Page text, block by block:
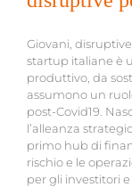
Giovani,
startup italiane è
produttivo, da
assumono un
post-Covid19.
l’alleanza
primo hub di
rischio e le
per gli investitori